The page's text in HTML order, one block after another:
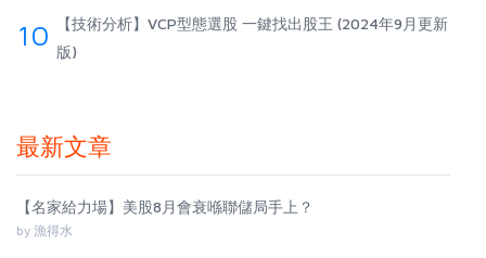
10
【技術分析】VCP型態選股 一鍵找出股王 (2024年9月更新
版)
最新文章
【名家給力場】美股8月會衰喺聯儲局手上？
by 漁得水